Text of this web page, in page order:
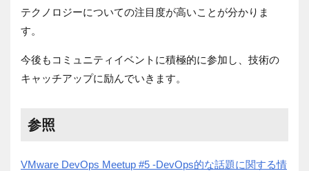
テクノロジーについての注目度が高いことが分かりま
す。
今後もコミュニティイベントに積極的に参加し、技術の
キャッチアップに励んでいきます。
参照
VMware DevOps Meetup #5 -DevOps的な話題に関する情